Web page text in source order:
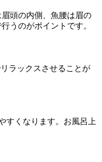
頭の内側、魚腰は眉の
うのがポイントです。
ラックスさせることが
すくなります。お風呂上